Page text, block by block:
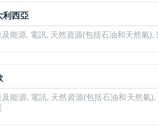
利西亞
及能源, 電訊, 天然資源(包括石油和天然氣
及能源, 電訊, 天然資源(包括石油和天然氣